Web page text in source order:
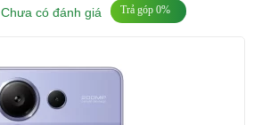
Chưa có đánh giá
Trả góp 0%